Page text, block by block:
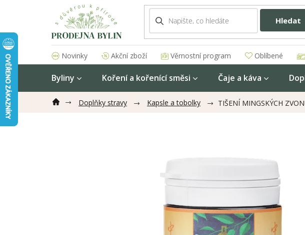
Hledat
Novinky Akční zboží Věrnostní program Oblíbené
Byliny Koření a kořenící směsi Čaje a káva
Doplňky stravy Kapsle a tobolky TIŠENÍ MINGSKÝCH